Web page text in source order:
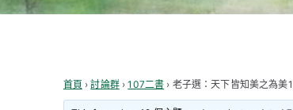
首頁 › 討論群 › 107二書 › 老子選：天下皆知美之為美